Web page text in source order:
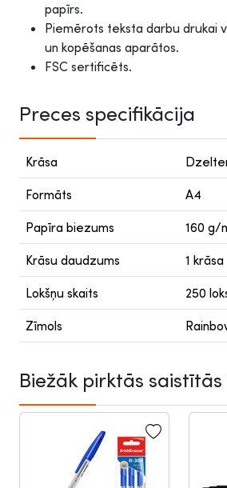
papīrs.
Piemērots teksta darbu drukai
un kopēšanas aparātos.
FSC sertificēts.
Preces specifikācija
Krāsa
Formāts A4
Papīra biezums 160 g/
Krāsu daudzums 1 krāsa
Lokšņu skaits 250
Zīmols
Biežāk pirktās